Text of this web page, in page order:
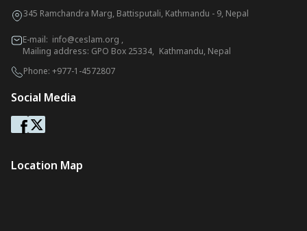
345 Ramchandra Marg, Battisputali, Kathmandu - 9, Nepal
E-mail: info@ceslam.org ,
Mailing address: GPO Box 25334, Kathmandu, Nepal
Phone: +977-1-4572807
Social Media
Location Map